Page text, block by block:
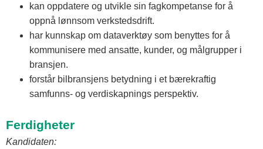
kan oppdatere og utvikle sin fagkompetanse for å
oppnå lønnsom verkstedsdrift.
har kunnskap om dataverktøy som benyttes for å
kommunisere med ansatte, kunder, og målgrupper i
bransjen.
forstår bilbransjens betydning i et bærekraftig
samfunns- og verdiskapnings perspektiv.
Ferdigheter
Kandidaten: